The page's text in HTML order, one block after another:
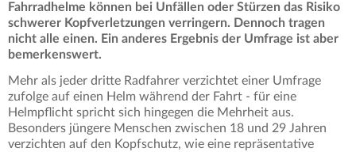
Fahrradhelme können bei Unfällen oder Stürzen das Risiko
schwerer Kopfverletzungen verringern. Dennoch tragen
nicht alle einen. Ein anderes Ergebnis der Umfrage ist aber
bemerkenswert.
Mehr als jeder dritte Radfahrer verzichtet einer Umfrage
zufolge auf einen Helm während der Fahrt - für eine
Helmpflicht spricht sich hingegen die Mehrheit aus.
Besonders jüngere Menschen zwischen 18 und 29 Jahren
verzichten auf den Kopfschutz, wie eine repräsentative